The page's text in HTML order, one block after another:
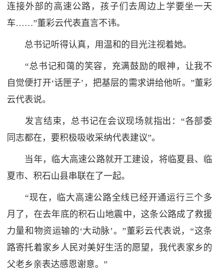
连接外部的高速公路，孩子们去周边上学要坐一天
车……”董彩云代表直言不讳。
总书记听得认真，用温和的目光注视着她。
“总书记和蔼的笑容，充满鼓励的眼神，让我不
自觉便打开‘话匣子’，把基层的需求讲给他听。”董彩
云代表说。
发言结束，总书记在会议现场就指出：“各部委
同志都在，要积极吸收采纳代表建议”。
当年，临大高速公路就开工建设，将临夏县、临
夏市、积石山县串联在了一起。
“现在，临大高速公路全线已经开通运行三个多
月了，在去年底的积石山地震中，这条公路成了救援
力量和物资运输的‘大动脉’。”董彩云代表说，“这条
路寄托着家乡人民对美好生活的愿望，我代表家乡的
父老乡亲表达感恩谢意。”